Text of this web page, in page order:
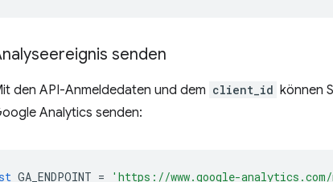
senden
den API-Anmeldedaten und dem client_id können
Analytics senden:
GA_ENDPOINT = 'https://www.google-